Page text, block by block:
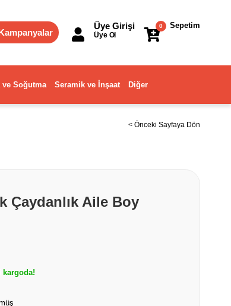
Sepetim
0
Üye Girişi
Üye Ol
ve Soğutma Seramik ve İnşaat Diğer
< Önceki Sayfaya Dön
Çaydanlık Aile Boy
kargoda!